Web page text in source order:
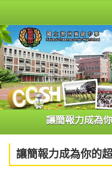
讓簡報力成為
讓簡報力成為你的